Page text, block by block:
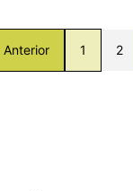
Anterior 1 2